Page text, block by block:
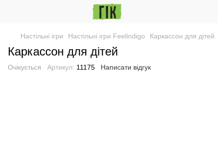
Настільні ігри Настільні ігри Feelindigo Каркассон для дітей
Каркассон для дітей
Очікується Артикул: 11175 Написати відгук